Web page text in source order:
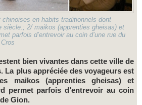
en habits traditionnels dont
siècle.; 2/ maikos (apprenties gheisas) et
parfois d’entrevoir au coin d’une rue du
La plus appréciée des voyageurs est
maikos (apprenties gheisas) et
permet parfois d’entrevoir au coin
Gion.